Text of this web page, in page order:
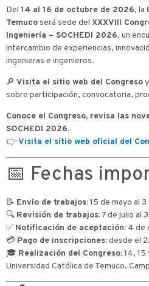
Del 14 al 16 de octubre de 2026, la
Temuco será sede del XXXVIII
Ingeniería – SOCHEDI 2026, un
intercambio de experiencias,
ingenieras e ingenieros.
🔎 Visita el sitio web del Congreso
sobre participación, convocatoria,
Conoce el Congreso, revisa las
SOCHEDI 2026.
👉Visita el sitio web oficial del
📅 Fechas
📝 Envío de trabajos:15 de mayo al
🔍 Revisión de trabajos:7 de julio al
✅ Notificación de aceptación: 4 de
💳 Pago de inscripciones:desde el
🎓 Realización del Congreso:14, 15
Universidad Católica de Temuco,